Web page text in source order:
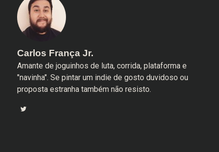
Carlos França Jr.
Amante de joguinhos de luta, corrida, plataforma e
"navinha". Se pintar um indie de gosto duvidoso ou
proposta estranha também não resisto.